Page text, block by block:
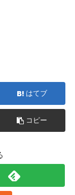
はてブ
コピー